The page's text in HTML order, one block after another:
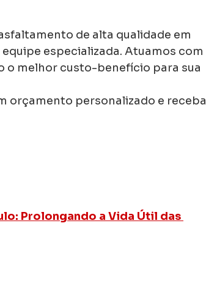
de alta qualidade em
especializada. Atuamos com
o melhor custo-benefício para sua
orçamento personalizado e receba
Prolongando a Vida Útil das